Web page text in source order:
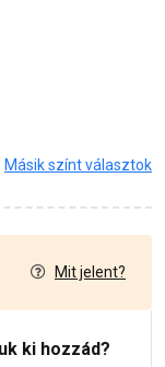
Másik színt választok
Mit jelent?
ki hozzád?